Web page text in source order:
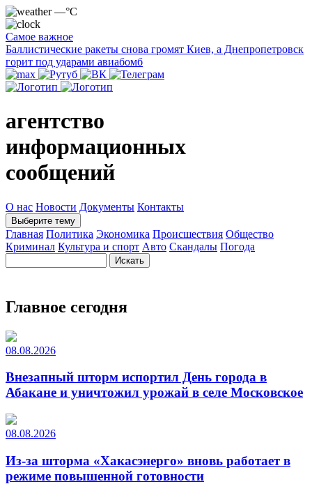
—°C
Самое важное
Баллистические ракеты снова громят Киев, а Днепропетровск
горит под ударами авиабомб
агентство
информационных
сообщений
О нас Новости Документы Контакты
Выберите тему
Главная Политика Экономика Происшествия Общество
Криминал Культура и спорт Авто Скандалы Погода
Главное сегодня
08.08.2026
Внезапный шторм испортил День города в
Абакане и уничтожил урожай в селе Московское
08.08.2026
Из-за шторма «Хакасэнерго» вновь работает в
режиме повышенной готовности